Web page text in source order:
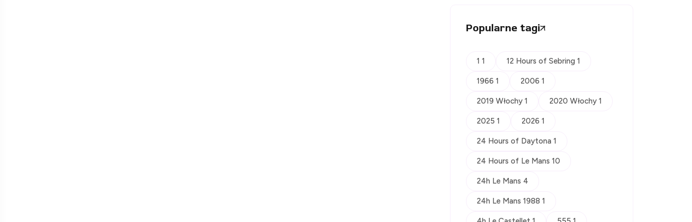
Popularne tagi
1 1 12 Hours of Sebring 1
1966 1 2006 1
2019 Włochy 1 2020 Włochy 1
2025 1 2026 1
24 Hours of Daytona 1
24 Hours of Le Mans 10
24h Le Mans 4
24h Le Mans 1988 1